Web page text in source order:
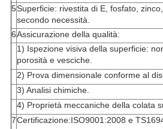
5Superficie: rivestita di E, fosfato,
secondo necessità.
6Assicurazione della qualità:
1) Ispezione visiva della superficie:
porosità e vesciche.
2) Prova dimensionale conforme al
3) Analisi chimiche.
4) Proprietà meccaniche della colata
7Certificazione:ISO9001:2008 e